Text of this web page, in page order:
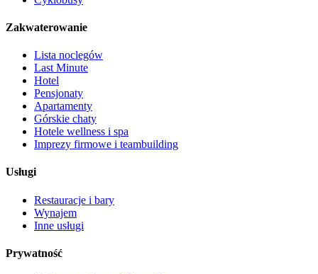
Zakwaterowanie
Lista noclegów
Last Minute
Hotel
Pensjonaty
Apartamenty
Górskie chaty
Hotele wellness i spa
Imprezy firmowe i teambuilding
Usługi
Restauracje i bary
Wynajem
Inne usługi
Prywatność